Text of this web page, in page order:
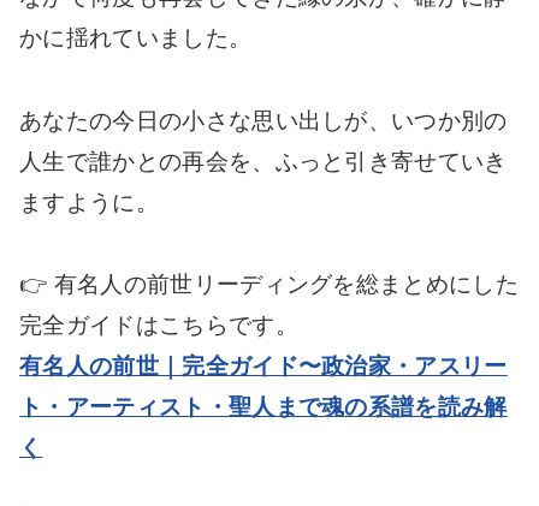
かに揺れていました。
あなたの今日の小さな思い出しが、いつか別の
人生で誰かとの再会を、ふっと引き寄せていき
ますように。
👉 有名人の前世リーディングを総まとめにした
完全ガイドはこちらです。
有名人の前世｜完全ガイド〜政治家・アスリー
ト・アーティスト・聖人まで魂の系譜を読み解
く